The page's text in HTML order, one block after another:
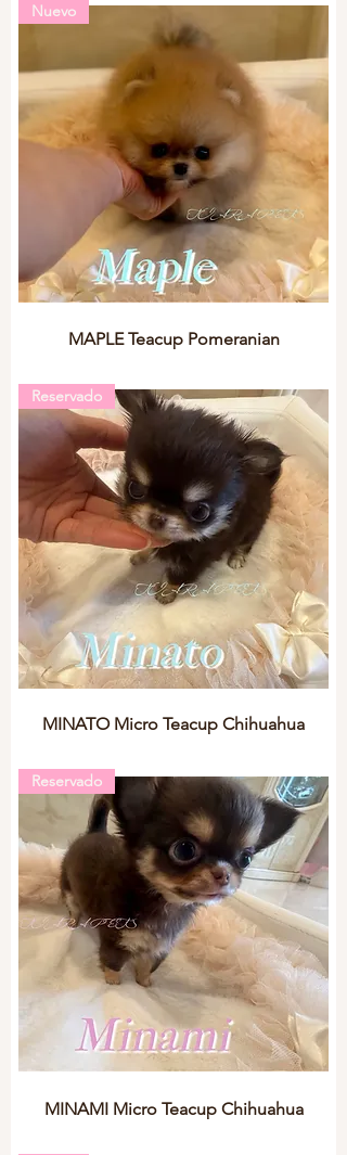
Nuevo
MAPLE Teacup Pomeranian
Reservado
MINATO Micro Teacup Chihuahua
Reservado
MINAMI Micro Teacup Chihuahua